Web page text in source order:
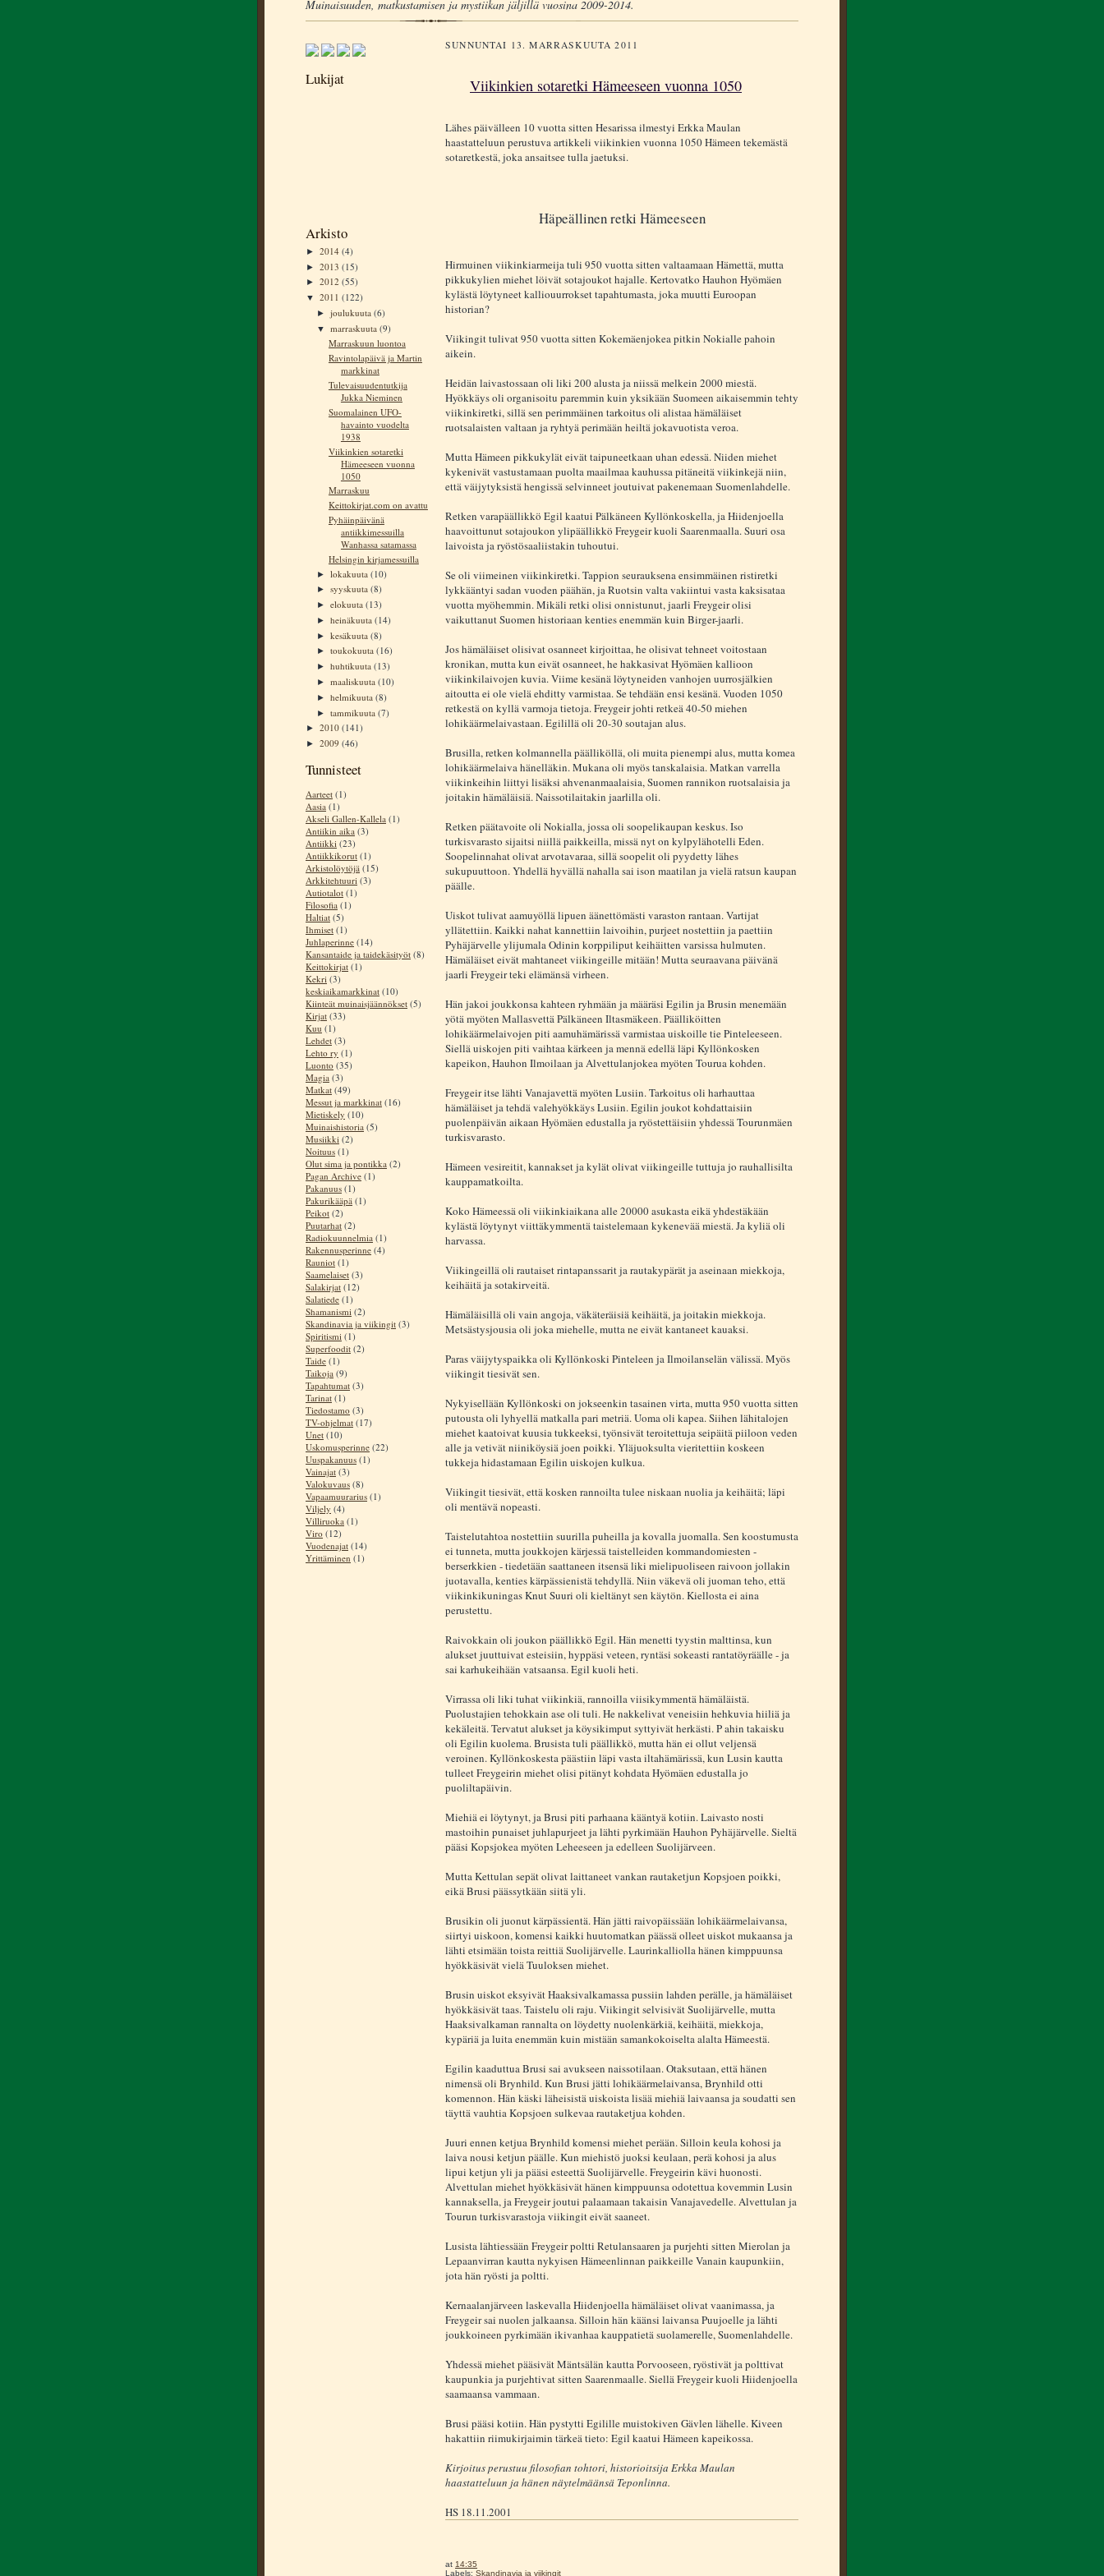
Muinaisuuden, matkustamisen ja mystiikan jäljillä vuosina 2009-2014.
Lukijat
Arkisto
► 2014 (4)
► 2013 (15)
► 2012 (55)
▼ 2011 (122)
►joulukuuta(6)
▼marraskuuta(9)
Marraskuun luontoa
Ravintolapäivä ja Martin
markkinat
Tulevaisuudentutkija
Jukka Nieminen
Suomalainen UFO-
havainto vuodelta
1938
Viikinkien sotaretki
Hämeeseen vuonna
1050
Marraskuu
Keittokirjat.com on avattu
Pyhäinpäivänä
antiikkimessuilla
Wanhassa satamassa
Helsingin kirjamessuilla
►lokakuuta(10)
►syyskuuta(8)
►elokuuta(13)
►heinäkuuta(14)
►kesäkuuta(8)
►toukokuuta(16)
►huhtikuuta(13)
►maaliskuuta(10)
►helmikuuta(8)
►tammikuuta(7)
► 2010 (141)
► 2009 (46)
Tunnisteet
Aarteet (1)
Aasia (1)
Akseli Gallen-Kallela (1)
Antiikin aika (3)
Antiikki (23)
Antiikkikorut (1)
Arkistolöytöjä (15)
Arkkitehtuuri (3)
Autiotalot (1)
Filosofia (1)
Haltiat (5)
Ihmiset (1)
Juhlaperinne (14)
Kansantaide ja taidekäsityöt (8)
Keittokirjat (1)
Kekri (3)
keskiaikamarkkinat (10)
Kiinteät muinaisjäännökset (5)
Kirjat (33)
Kuu (1)
Lehdet (3)
Lehto ry (1)
Luonto (35)
Magia (3)
Matkat (49)
Messut ja markkinat (16)
Mietiskely (10)
Muinaishistoria (5)
Musiikki (2)
Noituus (1)
Olut sima ja pontikka (2)
Pagan Archive (1)
Pakanuus (1)
Pakurikääpä (1)
Peikot (2)
Puutarhat (2)
Radiokuunnelmia (1)
Rakennusperinne (4)
Rauniot (1)
Saamelaiset (3)
Salakirjat (12)
Salatiede (1)
Shamanismi (2)
Skandinavia ja viikingit (3)
Spiritismi (1)
Superfoodit (2)
Taide (1)
Taikoja (9)
Tapahtumat (3)
Tarinat (1)
Tiedostamo (3)
TV-ohjelmat (17)
Unet (10)
Uskomusperinne (22)
Uuspakanuus (1)
Vainajat (3)
Valokuvaus (8)
Vapaamuurarius (1)
Viljely (4)
Villiruoka (1)
Viro (12)
Vuodenajat (14)
Yrittäminen (1)
SUNNUNTAI 13. MARRASKUUTA 2011
Viikinkien sotaretki Hämeeseen vuonna 1050
Lähes päivälleen 10 vuotta sitten Hesarissa ilmestyi Erkka Maulan
haastatteluun perustuva artikkeli viikinkien vuonna 1050 Hämeen tekemästä
sotaretkestä, joka ansaitsee tulla jaetuksi.
Häpeällinen retki Hämeeseen
Hirmuinen viikinkiarmeija tuli 950 vuotta sitten valtaamaan Hämettä, mutta
pikkukylien miehet löivät sotajoukot hajalle. Kertovatko Hauhon Hyömäen
kylästä löytyneet kalliouurrokset tapahtumasta, joka muutti Euroopan
historian?
Viikingit tulivat 950 vuotta sitten Kokemäenjokea pitkin Nokialle pahoin
aikein.
Heidän laivastossaan oli liki 200 alusta ja niissä melkein 2000 miestä.
Hyökkäys oli organisoitu paremmin kuin yksikään Suomeen aikaisemmin tehty
viikinkiretki, sillä sen perimmäinen tarkoitus oli alistaa hämäläiset
ruotsalaisten valtaan ja ryhtyä perimään heiltä jokavuotista veroa.
Mutta Hämeen pikkukylät eivät taipuneetkaan uhan edessä. Niiden miehet
kykenivät vastustamaan puolta maailmaa kauhussa pitäneitä viikinkejä niin,
että väijytyksistä hengissä selvinneet joutuivat pakenemaan Suomenlahdelle.
Retken varapäällikkö Egil kaatui Pälkäneen Kyllönkoskella, ja Hiidenjoella
haavoittunut sotajoukon ylipäällikkö Freygeir kuoli Saarenmaalla. Suuri osa
laivoista ja ryöstösaaliistakin tuhoutui.
Se oli viimeinen viikinkiretki. Tappion seurauksena ensimmäinen ristiretki
lykkääntyi sadan vuoden päähän, ja Ruotsin valta vakiintui vasta kaksisataa
vuotta myöhemmin. Mikäli retki olisi onnistunut, jaarli Freygeir olisi
vaikuttanut Suomen historiaan kenties enemmän kuin Birger-jaarli.
Jos hämäläiset olisivat osanneet kirjoittaa, he olisivat tehneet voitostaan
kronikan, mutta kun eivät osanneet, he hakkasivat Hyömäen kallioon
viikinkilaivojen kuvia. Viime kesänä löytyneiden vanhojen uurrosjälkien
aitoutta ei ole vielä ehditty varmistaa. Se tehdään ensi kesänä. Vuoden 1050
retkestä on kyllä varmoja tietoja. Freygeir johti retkeä 40-50 miehen
lohikäärmelaivastaan. Egilillä oli 20-30 soutajan alus.
Brusilla, retken kolmannella päälliköllä, oli muita pienempi alus, mutta komea
lohikäärmelaiva hänelläkin. Mukana oli myös tanskalaisia. Matkan varrella
viikinkeihin liittyi lisäksi ahvenanmaalaisia, Suomen rannikon ruotsalaisia ja
joitakin hämäläisiä. Naissotilaitakin jaarlilla oli.
Retken päätavoite oli Nokialla, jossa oli soopelikaupan keskus. Iso
turkisvarasto sijaitsi niillä paikkeilla, missä nyt on kylpylähotelli Eden.
Soopelinnahat olivat arvotavaraa, sillä soopelit oli pyydetty lähes
sukupuuttoon. Yhdellä hyvällä nahalla sai ison maatilan ja vielä ratsun kaupan
päälle.
Uiskot tulivat aamuyöllä lipuen äänettömästi varaston rantaan. Vartijat
yllätettiin. Kaikki nahat kannettiin laivoihin, purjeet nostettiin ja paettiin
Pyhäjärvelle ylijumala Odinin korppiliput keihäitten varsissa hulmuten.
Hämäläiset eivät mahtaneet viikingeille mitään! Mutta seuraavana päivänä
jaarli Freygeir teki elämänsä virheen.
Hän jakoi joukkonsa kahteen ryhmään ja määräsi Egilin ja Brusin menemään
yötä myöten Mallasvettä Pälkäneen Iltasmäkeen. Päälliköitten
lohikäärmelaivojen piti aamuhämärissä varmistaa uiskoille tie Pinteleeseen.
Siellä uiskojen piti vaihtaa kärkeen ja mennä edellä läpi Kyllönkosken
kapeikon, Hauhon Ilmoilaan ja Alvettulanjokea myöten Tourua kohden.
Freygeir itse lähti Vanajavettä myöten Lusiin. Tarkoitus oli harhauttaa
hämäläiset ja tehdä valehyökkäys Lusiin. Egilin joukot kohdattaisiin
puolenpäivän aikaan Hyömäen edustalla ja ryöstettäisiin yhdessä Tourunmäen
turkisvarasto.
Hämeen vesireitit, kannakset ja kylät olivat viikingeille tuttuja jo rauhallisilta
kauppamatkoilta.
Koko Hämeessä oli viikinkiaikana alle 20000 asukasta eikä yhdestäkään
kylästä löytynyt viittäkymmentä taistelemaan kykenevää miestä. Ja kyliä oli
harvassa.
Viikingeillä oli rautaiset rintapanssarit ja rautakypärät ja aseinaan miekkoja,
keihäitä ja sotakirveitä.
Hämäläisillä oli vain angoja, väkäteräisiä keihäitä, ja joitakin miekkoja.
Metsästysjousia oli joka miehelle, mutta ne eivät kantaneet kauaksi.
Paras väijytyspaikka oli Kyllönkoski Pinteleen ja Ilmoilanselän välissä. Myös
viikingit tiesivät sen.
Nykyisellään Kyllönkoski on jokseenkin tasainen virta, mutta 950 vuotta sitten
putousta oli lyhyellä matkalla pari metriä. Uoma oli kapea. Siihen lähitalojen
miehet kaatoivat kuusia tukkeeksi, työnsivät teroitettuja seipäitä piiloon veden
alle ja vetivät niiniköysiä joen poikki. Yläjuoksulta vieritettiin koskeen
tukkeja hidastamaan Egilin uiskojen kulkua.
Viikingit tiesivät, että kosken rannoilta tulee niskaan nuolia ja keihäitä; läpi
oli mentävä nopeasti.
Taistelutahtoa nostettiin suurilla puheilla ja kovalla juomalla. Sen koostumusta
ei tunneta, mutta joukkojen kärjessä taistelleiden kommandomiesten -
berserkkien - tiedetään saattaneen itsensä liki mielipuoliseen raivoon jollakin
juotavalla, kenties kärpässienistä tehdyllä. Niin väkevä oli juoman teho, että
viikinkikuningas Knut Suuri oli kieltänyt sen käytön. Kiellosta ei aina
perustettu.
Raivokkain oli joukon päällikkö Egil. Hän menetti tyystin malttinsa, kun
alukset juuttuivat esteisiin, hyppäsi veteen, ryntäsi sokeasti rantatöyräälle - ja
sai karhukeihään vatsaansa. Egil kuoli heti.
Virrassa oli liki tuhat viikinkiä, rannoilla viisikymmentä hämäläistä.
Puolustajien tehokkain ase oli tuli. He nakkelivat veneisiin hehkuvia hiiliä ja
kekäleitä. Tervatut alukset ja köysikimput syttyivät herkästi. P ahin takaisku
oli Egilin kuolema. Brusista tuli päällikkö, mutta hän ei ollut veljensä
veroinen. Kyllönkoskesta päästiin läpi vasta iltahämärissä, kun Lusin kautta
tulleet Freygeirin miehet olisi pitänyt kohdata Hyömäen edustalla jo
puoliltapäivin.
Miehiä ei löytynyt, ja Brusi piti parhaana kääntyä kotiin. Laivasto nosti
mastoihin punaiset juhlapurjeet ja lähti pyrkimään Hauhon Pyhäjärvelle. Sieltä
pääsi Kopsjokea myöten Leheeseen ja edelleen Suolijärveen.
Mutta Kettulan sepät olivat laittaneet vankan rautaketjun Kopsjoen poikki,
eikä Brusi päässytkään siitä yli.
Brusikin oli juonut kärpässientä. Hän jätti raivopäissään lohikäärmelaivansa,
siirtyi uiskoon, komensi kaikki huutomatkan päässä olleet uiskot mukaansa ja
lähti etsimään toista reittiä Suolijärvelle. Laurinkalliolla hänen kimppuunsa
hyökkäsivät vielä Tuuloksen miehet.
Brusin uiskot eksyivät Haaksivalkamassa pussiin lahden perälle, ja hämäläiset
hyökkäsivät taas. Taistelu oli raju. Viikingit selvisivät Suolijärvelle, mutta
Haaksivalkaman rannalta on löydetty nuolenkärkiä, keihäitä, miekkoja,
kypäriä ja luita enemmän kuin mistään samankokoiselta alalta Hämeestä.
Egilin kaaduttua Brusi sai avukseen naissotilaan. Otaksutaan, että hänen
nimensä oli Brynhild. Kun Brusi jätti lohikäärmelaivansa, Brynhild otti
komennon. Hän käski läheisistä uiskoista lisää miehiä laivaansa ja soudatti sen
täyttä vauhtia Kopsjoen sulkevaa rautaketjua kohden.
Juuri ennen ketjua Brynhild komensi miehet perään. Silloin keula kohosi ja
laiva nousi ketjun päälle. Kun miehistö juoksi keulaan, perä kohosi ja alus
lipui ketjun yli ja pääsi esteettä Suolijärvelle. Freygeirin kävi huonosti.
Alvettulan miehet hyökkäsivät hänen kimppuunsa odotettua kovemmin Lusin
kannaksella, ja Freygeir joutui palaamaan takaisin Vanajavedelle. Alvettulan ja
Tourun turkisvarastoja viikingit eivät saaneet.
Lusista lähtiessään Freygeir poltti Retulansaaren ja purjehti sitten Mierolan ja
Lepaanvirran kautta nykyisen Hämeenlinnan paikkeille Vanain kaupunkiin,
jota hän ryösti ja poltti.
Kernaalanjärveen laskevalla Hiidenjoella hämäläiset olivat vaanimassa, ja
Freygeir sai nuolen jalkaansa. Silloin hän käänsi laivansa Puujoelle ja lähti
joukkoineen pyrkimään ikivanhaa kauppatietä suolamerelle, Suomenlahdelle.
Yhdessä miehet pääsivät Mäntsälän kautta Porvooseen, ryöstivät ja polttivat
kaupunkia ja purjehtivat sitten Saarenmaalle. Siellä Freygeir kuoli Hiidenjoella
saamaansa vammaan.
Brusi pääsi kotiin. Hän pystytti Egilille muistokiven Gävlen lähelle. Kiveen
hakattiin riimukirjaimin tärkeä tieto: Egil kaatui Hämeen kapeikossa.
Kirjoitus perustuu filosofian tohtori, historioitsija Erkka Maulan
haastatteluun ja hänen näytelmäänsä Teponlinna.
HS 18.11.2001
at 14:35
Labels: Skandinavia ja viikingit